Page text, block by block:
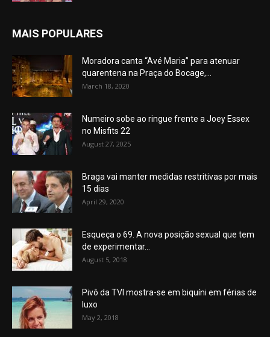
MAIS POPULARES
Moradora canta “Avé Maria” para atenuar
quarentena na Praça do Bocage,...
March 18, 2020
Numeiro sobe ao ringue frente a Joey Essex
no Misfits 22
August 27, 2025
Braga vai manter medidas restritivas por mais
15 dias
April 29, 2020
Esqueça o 69. A nova posição sexual que tem
de experimentar...
August 5, 2018
Pivô da TVI mostra-se em biquíni em férias de
luxo
May 2, 2018